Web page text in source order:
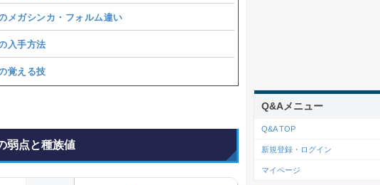
メガシンカ・フォルム違い
入手方法
覚える技
弱点と種族値
Q&Aメニュー
Q&A TOP
新規登録・ログイン
マイページ